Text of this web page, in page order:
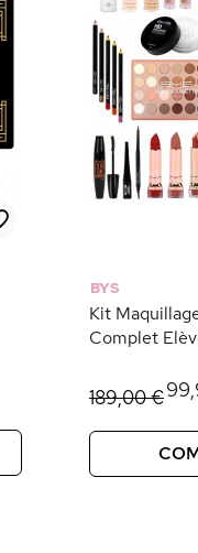
BYS
Kit
Complet
189,00 €